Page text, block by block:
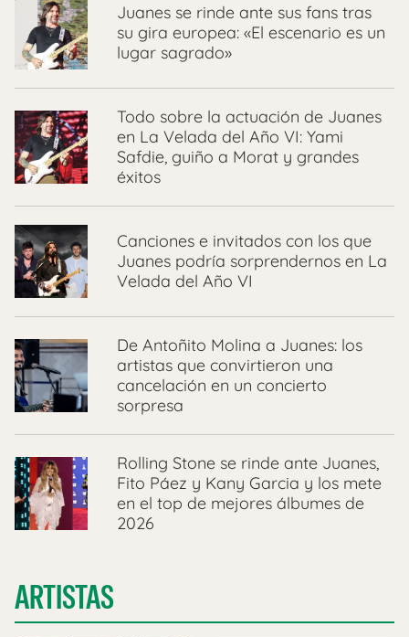
Juanes se rinde ante sus fans tras
su gira europea: «El escenario es un
lugar sagrado»
Todo sobre la actuación de Juanes
en La Velada del Año VI: Yami
Safdie, guiño a Morat y grandes
éxitos
Canciones e invitados con los que
Juanes podría sorprendernos en La
Velada del Año VI
De Antoñito Molina a Juanes: los
artistas que convirtieron una
cancelación en un concierto
sorpresa
Rolling Stone se rinde ante Juanes,
Fito Páez y Kany Garcia y los mete
en el top de mejores álbumes de
2026
ARTISTAS